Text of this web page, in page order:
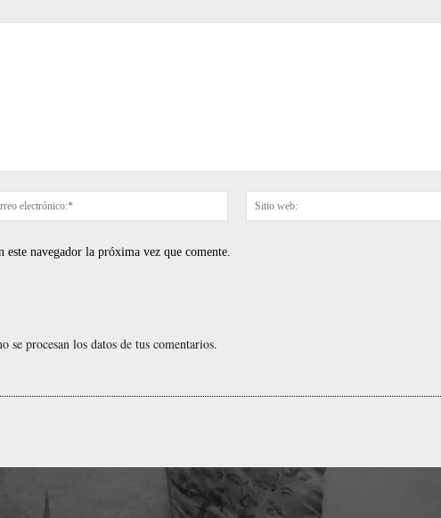
Correo
electrónico:*
navegador la próxima vez que comente.
se procesan los datos de tus comentarios.